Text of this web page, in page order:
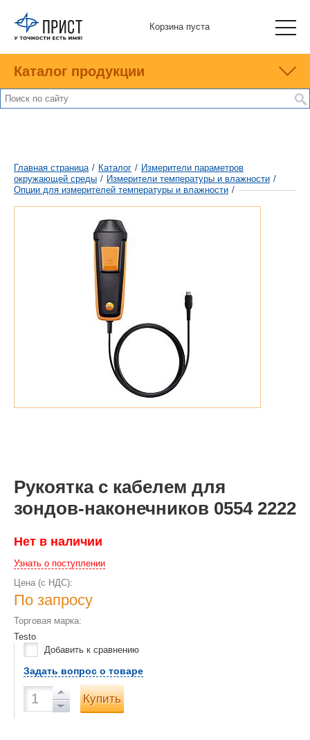
Корзина пуста
Каталог продукции
Главная страница / Каталог / Измерители параметров
окружающей среды / Измерители температуры и влажности /
Опции для измерителей температуры и влажности /
Рукоятка с кабелем для
зондов-наконечников 0554 2222
Нет в наличии
Узнать о поступлении
Цена (с НДС):
По запросу
Торговая марка:
Testo
Добавить к сравнению
Задать вопрос о товаре
Купить